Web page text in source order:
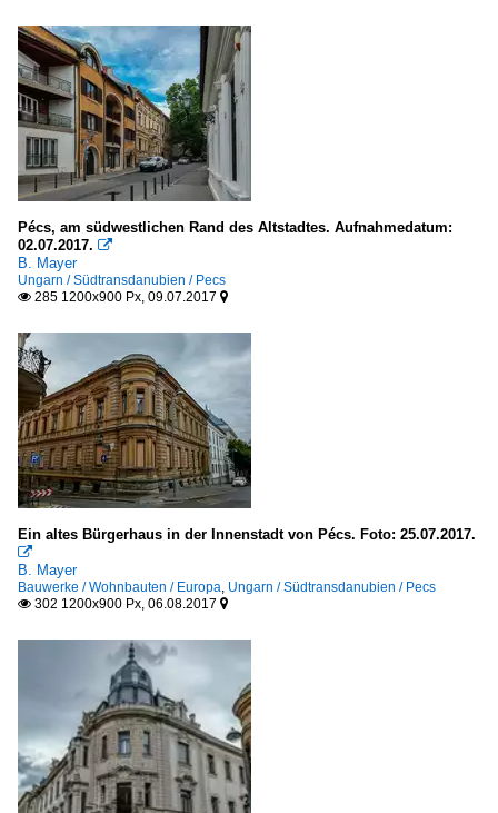
Pécs, am südwestlichen Rand des Altstadtes. Aufnahmedatum:
02.07.2017. 
B. Mayer
Ungarn / Südtransdanubien / Pecs
 285 1200x900 Px, 09.07.2017 
Ein altes Bürgerhaus in der Innenstadt von Pécs. Foto: 25.07.2017.

B. Mayer
Bauwerke / Wohnbauten / Europa, Ungarn / Südtransdanubien / Pecs
 302 1200x900 Px, 06.08.2017 